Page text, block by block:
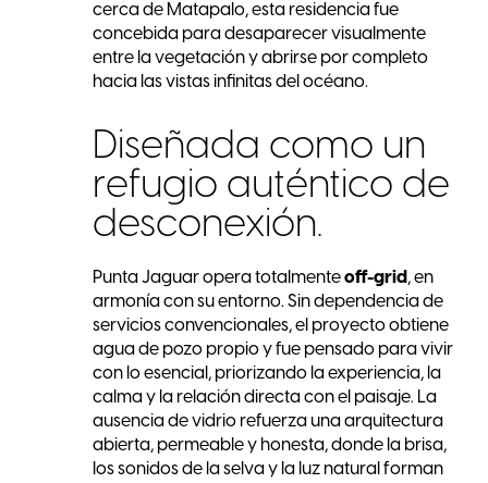
cerca de Matapalo, esta residencia fue
concebida para desaparecer visualmente
entre la vegetación y abrirse por completo
hacia las vistas infinitas del océano.
Diseñada como un
refugio auténtico de
desconexión.
Punta Jaguar opera totalmenteoff-grid , en
armonía con su entorno. Sin dependencia de
servicios convencionales, el proyecto obtiene
agua de pozo propio y fue pensado para vivir
con lo esencial, priorizando la experiencia, la
calma y la relación directa con el paisaje. La
ausencia de vidrio refuerza una arquitectura
abierta, permeable y honesta, donde la brisa,
los sonidos de la selva y la luz natural forman